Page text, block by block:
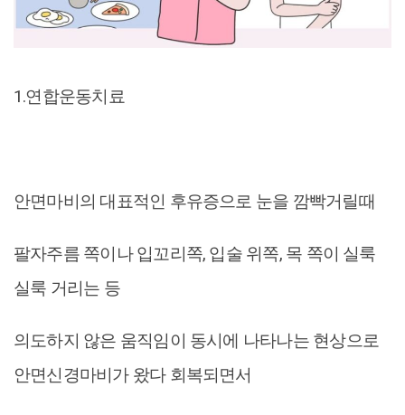
1.연합운동치료
안면마비의 대표적인 후유증으로 눈을 깜빡거릴때
팔자주름 쪽이나 입꼬리쪽, 입술 위쪽, 목 쪽이 실룩
실룩 거리는 등
의도하지 않은 움직임이 동시에 나타나는 현상으로
안면신경마비가 왔다 회복되면서